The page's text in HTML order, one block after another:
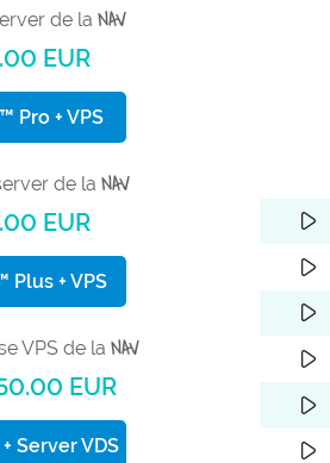
de laNAV
EUR
Pro + VPS
de laNAV
EUR
Plus + VPS
VPS de laNAV
EUR
Server VDS